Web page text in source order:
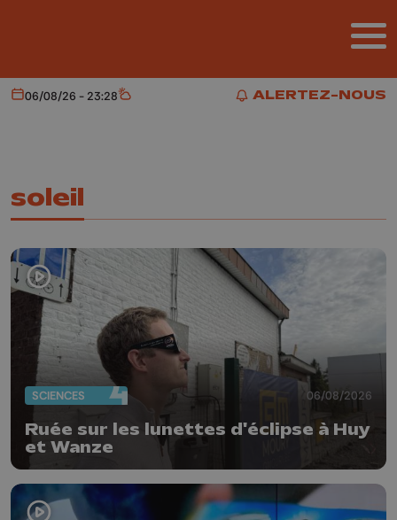
ALERTEZ-NOUS
ALERTEZ-NOUS
Aujourd'hui
06/08/26 - 23:28 Météo
soleil
SCIENCES 06/08/2026
Ruée sur les lunettes d'éclipse à Huy
et Wanze